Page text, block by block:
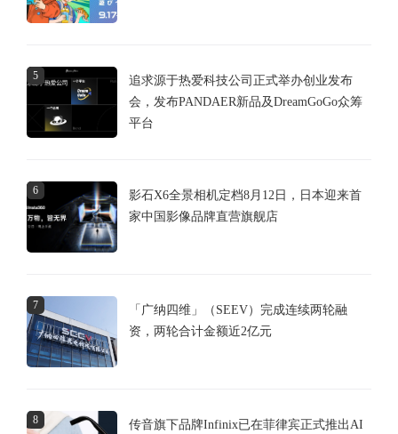
5
追求源于热爱科技公司正式举办创业发布
会，发布PANDAER新品及DreamGoGo众筹
平台
6
影石X6全景相机定档8月12日，日本迎来首
家中国影像品牌直营旗舰店
7
「广纳四维」（SEEV）完成连续两轮融
资，两轮合计金额近2亿元
8
传音旗下品牌Infinix已在菲律宾正式推出AI